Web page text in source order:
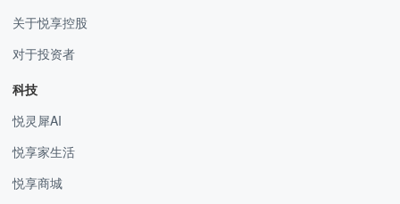
关于悦享控股
对于投资者
科技
悦灵犀AI
悦享家生活
悦享商城